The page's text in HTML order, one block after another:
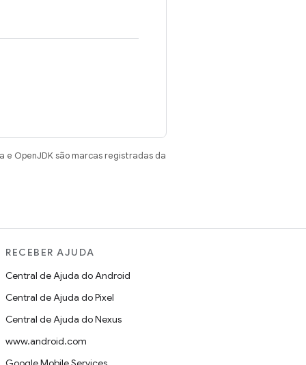
e OpenJDK são marcas registradas da
RECEBER AJUDA
Central de Ajuda do Android
Central de Ajuda do Pixel
Central de Ajuda do Nexus
www.android.com